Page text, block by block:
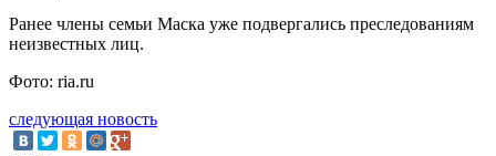
Ранее члены семьи Маска уже подвергались преследованиям
неизвестных лиц.
Фото: ria.ru
следующая новость